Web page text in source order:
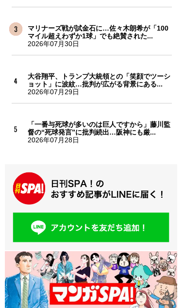
マリナーズ戦が試金石に…佐々木朗希が「100
マイル超えわずか1球」でも絶賛された...
2026年07月30日
大谷翔平、トランプ大統領との「笑顔でツーシ
ョット」に波紋…批判が広がる背景にある...
2026年07月29日
「一番与死球が多いのは巨人ですから」藤川監
督の“死球発言”に批判続出…阪神にも厳...
2026年07月28日